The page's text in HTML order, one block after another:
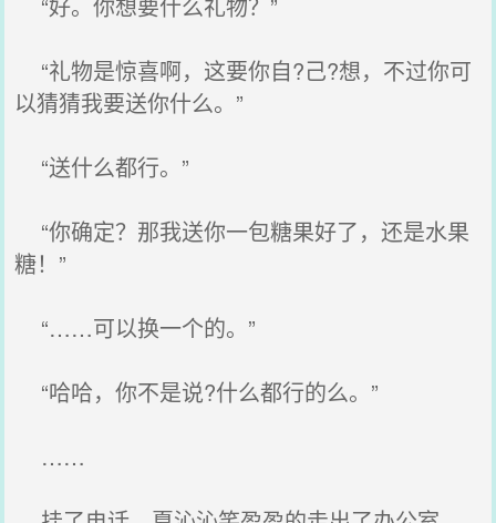
“礼物是惊喜啊，这要你自?己?想，不过你可
以猜猜我要送你什么。”
“送什么都行。”
“你确定？那我送你一包糖果好了，还是水果
糖！”
“……可以换一个的。”
“哈哈，你不是说?什么都行的么。”
……